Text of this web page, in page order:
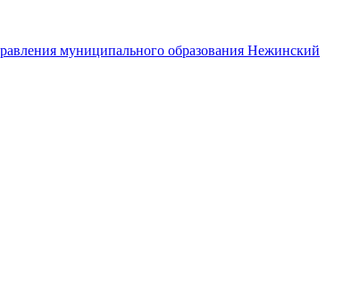
муниципального образования Нежинский